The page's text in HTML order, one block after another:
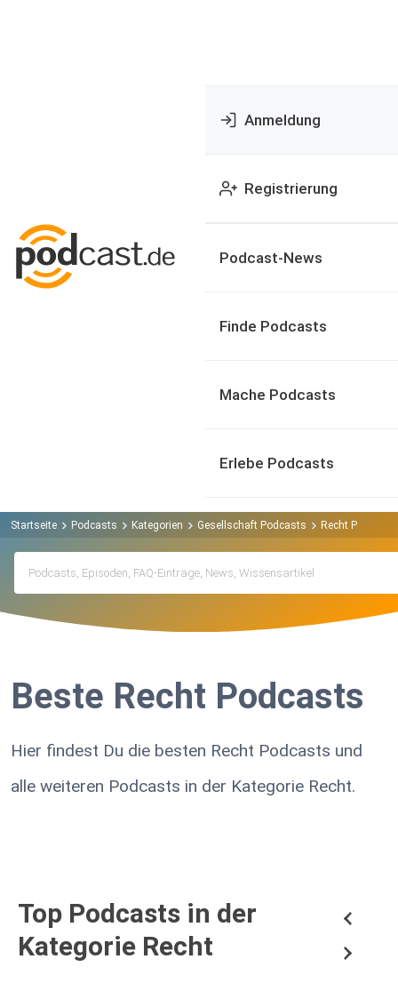
Anmeldung
Registrierung
Podcast-News
Finde Podcasts
Mache Podcasts
Erlebe Podcasts
Startseite Podcasts Kategorien Gesellschaft Podcasts Recht Podcasts
Beste Recht Podcasts
Hier findest Du die besten Recht Podcasts und
alle weiteren Podcasts in der Kategorie Recht.
Top Podcasts in der
Kategorie Recht